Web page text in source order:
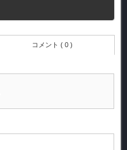
コメント ( 0 )